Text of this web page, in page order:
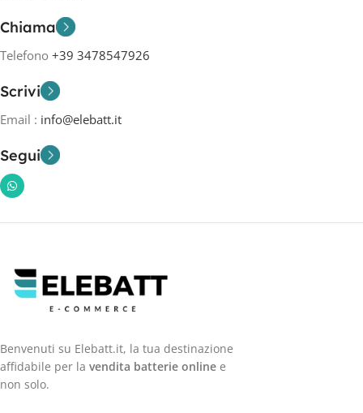
Chiama
Telefono +39 3478547926
Scrivi
Email : info@elebatt.it
Segui
Benvenuti su Elebatt.it, la tua destinazione
affidabile per la vendita batterie online e
non solo.